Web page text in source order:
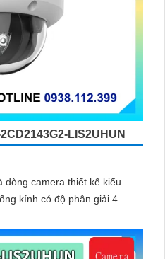
LIS2UHUN
dòng camera thiết kế kiểu
kính có độ phân giải 4